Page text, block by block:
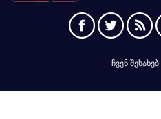
ჩვენ შესახებ